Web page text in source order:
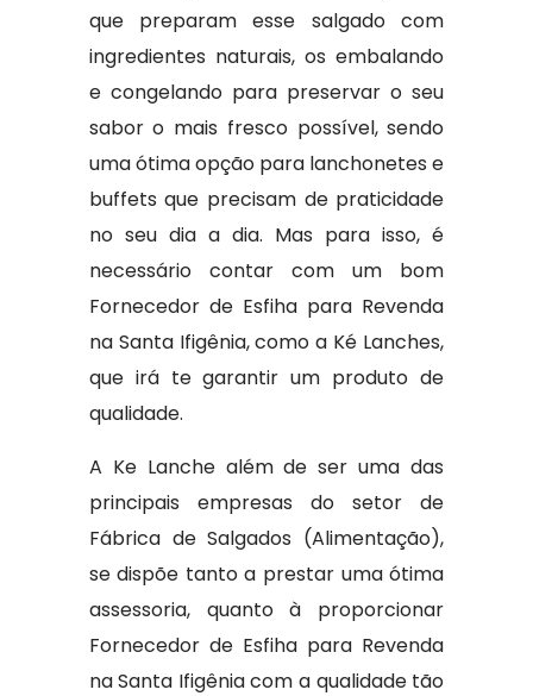
que preparam esse salgado com
ingredientes naturais, os embalando
e congelando para preservar o seu
sabor o mais fresco possível, sendo
uma ótima opção para lanchonetes e
buffets que precisam de praticidade
no seu dia a dia. Mas para isso, é
necessário contar com um bom
Fornecedor de Esfiha para Revenda
na Santa Ifigênia, como a Ké Lanches,
que irá te garantir um produto de
qualidade.
A Ke Lanche além de ser uma das
principais empresas do setor de
Fábrica de Salgados (Alimentação),
se dispõe tanto a prestar uma ótima
assessoria, quanto à proporcionar
Fornecedor de Esfiha para Revenda
na Santa Ifigênia com a qualidade tão